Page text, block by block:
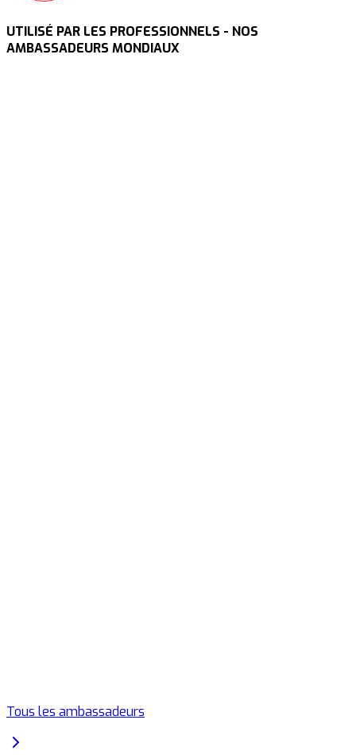
UTILISÉ PAR LES PROFESSIONNELS - NOS
AMBASSADEURS MONDIAUX
Tous les ambassadeurs